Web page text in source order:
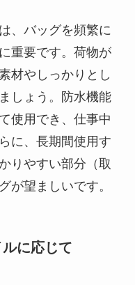
、バッグを頻繁に
重要です。荷物が
材やしっかりとし
しょう。防水機能
使用でき、仕事中
に、長期間使用す
りやすい部分（取
が望ましいです。
に応じて